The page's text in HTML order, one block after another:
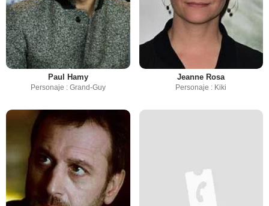
Paul Hamy
Personaje : Grand-Guy
Jeanne Rosa
Personaje : Kiki